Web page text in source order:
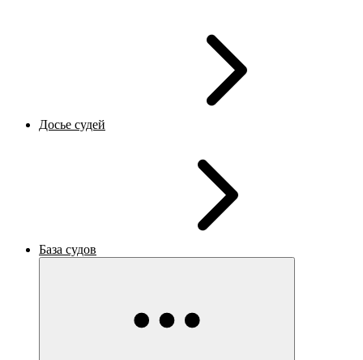
Досье судей
База судов